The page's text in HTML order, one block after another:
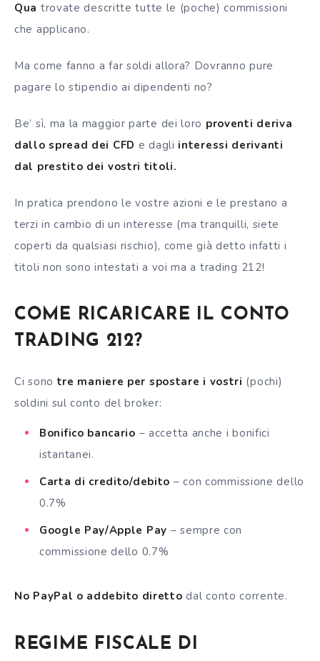
Qua trovate descritte tutte le (poche) commissioni
che applicano.
Ma come fanno a far soldi allora? Dovranno pure
pagare lo stipendio ai dipendenti no?
Be’ sì, ma la maggior parte dei loro proventi deriva
dallo spread dei CFD e dagli interessi derivanti
dal prestito dei vostri titoli.
In pratica prendono le vostre azioni e le prestano a
terzi in cambio di un interesse (ma tranquilli, siete
coperti da qualsiasi rischio), come già detto infatti i
titoli non sono intestati a voi ma a trading 212!
COME RICARICARE IL CONTO
TRADING 212?
Ci sono tre maniere per spostare i vostri (pochi)
soldini sul conto delbroker:
Bonifico bancario – accetta anche i bonifici
istantanei.
Carta di credito/debito – con commissione dello
0.7%
Google Pay/Apple Pay – sempre con
commissione dello 0.7%
No PayPal o addebito diretto dal conto corrente.
REGIME FISCALE DI